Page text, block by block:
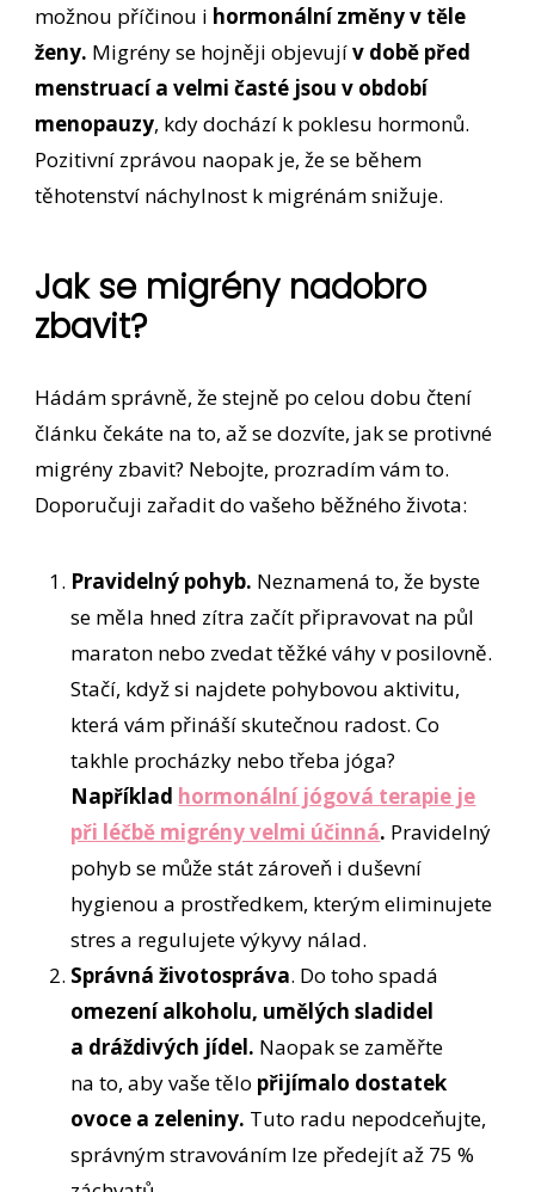
možnou příčinou i hormonální změny v těle
ženy. Migrény se hojněji objevujív době před
menstruací a velmi časté jsou v období
menopauzy, kdy dochází k poklesu hormonů.
Pozitivní zprávou naopak je, že se během
těhotenství náchylnost k migrénám snižuje.
Jak se migrény nadobro
zbavit?
Hádám správně, že stejně po celou dobu čtení
článku čekáte na to, až se dozvíte, jak se protivné
migrény zbavit? Nebojte, prozradím vám to.
Doporučuji zařadit do vašeho běžného života:
Pravidelný pohyb. Neznamená to, že byste
se měla hned zítra začít připravovat na půl
maraton nebo zvedat těžké váhy v posilovně.
Stačí, když si najdete pohybovou aktivitu,
která vám přináší skutečnou radost. Co
takhle procházky nebo třeba jóga?
Například hormonální jógová terapie je
při léčbě migrény velmi účinná. Pravidelný
pohyb se může stát zároveň i duševní
hygienou a prostředkem, kterým eliminujete
stres a regulujete výkyvy nálad.
Správná životospráva. Do toho spadá
omezení alkoholu, umělých sladidel
a dráždivých jídel. Naopak se zaměřte
na to, aby vaše tělo přijímalo dostatek
ovoce a zeleniny. Tuto radu nepodceňujte,
správným stravováním lze předejít až 75 %